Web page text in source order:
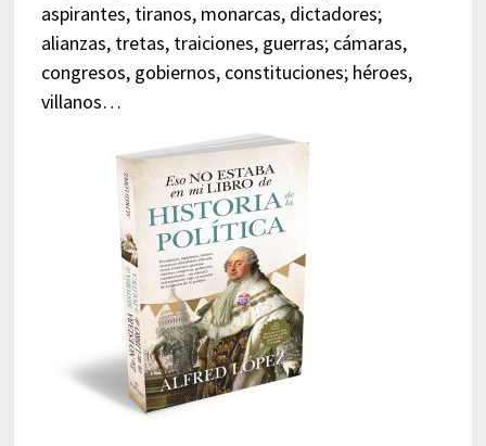
aspirantes, tiranos, monarcas, dictadores;
alianzas, tretas, traiciones, guerras; cámaras,
congresos, gobiernos, constituciones; héroes,
villanos…